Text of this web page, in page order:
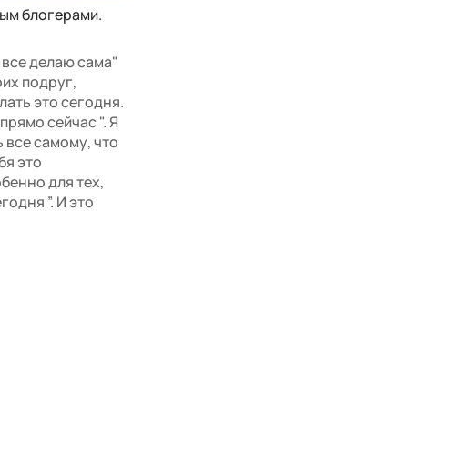
блогерами.
делаю сама"
подруг,
это сегодня.
сейчас ". Я
все самому, что
это
для тех,
”. И это